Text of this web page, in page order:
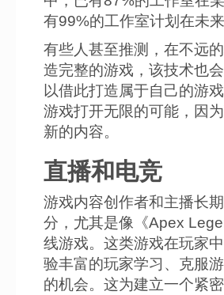
有99%的工作室计划在未来
有些人甚至推测，在不远
造完整的游戏，该技术也
以借此打造属于自己的游
游戏打开无限的可能，因
新的内容。
直播和电竞
游戏内容创作者和主播长
分，尤其是像《Apex
线游戏。这类游戏在玩家
验丰富的玩家学习、克服
的机会。这为建立一个紧